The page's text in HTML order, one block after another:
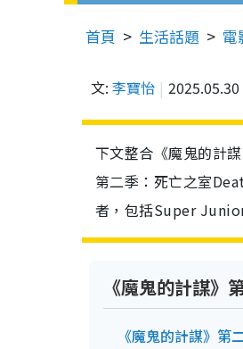
首頁 生活話題 電
文: 李寶怡 2025.05.30
下文整合《魔鬼的計
第二季：死亡之室
者，包括Super
《魔鬼的計謀》
《魔鬼的計謀》第